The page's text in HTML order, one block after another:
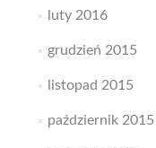
luty 2016
grudzień 2015
listopad 2015
październik 2015